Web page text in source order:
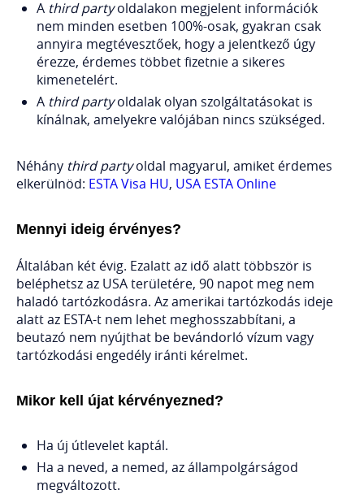
A third partyoldalakon megjelent információk
nem minden esetben 100%-osak, gyakran csak
annyira megtévesztőek, hogy a jelentkező úgy
érezze, érdemes többet fizetnie a sikeres
kimenetelért.
A third partyoldalak olyan szolgáltatásokat is
kínálnak, amelyekre valójában nincs szükséged.
Néhány third partyoldal magyarul, amiket érdemes
elkerülnöd: ESTA Visa HU, USA ESTA Online
Mennyi ideig érvényes?
Általában két évig. Ezalatt az idő alatt többször is
beléphetsz az USA területére, 90 napot meg nem
haladó tartózkodásra. Az amerikai tartózkodás ideje
alatt az ESTA-t nem lehet meghosszabbítani, a
beutazó nem nyújthat be bevándorló vízum vagy
tartózkodási engedély iránti kérelmet.
Mikor kell újat kérvényezned?
Ha új útlevelet kaptál.
Ha a neved, a nemed, az állampolgárságod
megváltozott.